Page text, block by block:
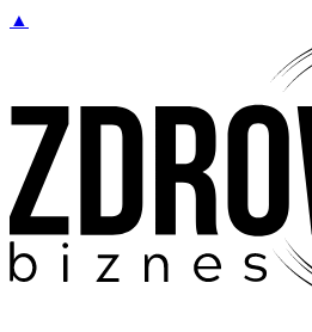
▲